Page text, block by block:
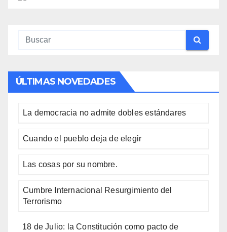
ÚLTIMAS NOVEDADES
La democracia no admite dobles estándares
Cuando el pueblo deja de elegir
Las cosas por su nombre.
Cumbre Internacional Resurgimiento del
Terrorismo
18 de Julio: la Constitución como pacto de